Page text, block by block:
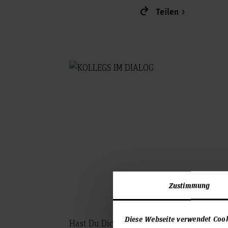
Zustimmung
Diese Webseite verwendet
Teilen
Hast Du Dich das auch bereits gefragt